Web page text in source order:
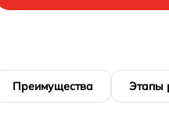
Преимущества Этапы